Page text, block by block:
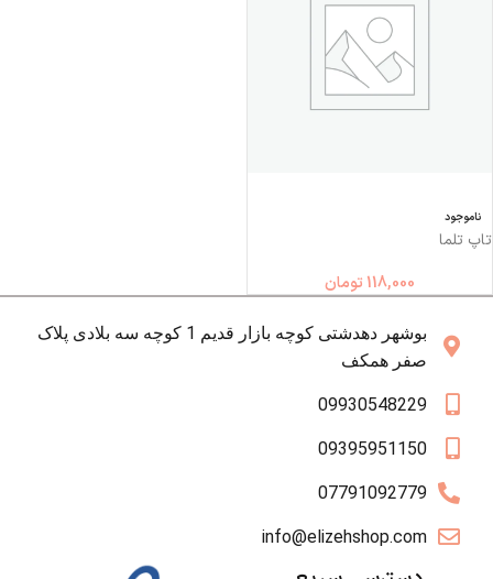
ناموجود
تاپ تلما
118,000 تومان
بوشهر دهدشتی کوچه بازار قدیم 1 کوچه سه بلادی پلاک
صفر همکف
09930548229
09395951150
07791092779
info@elizehshop.com